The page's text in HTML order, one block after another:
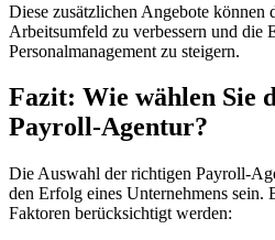
Diese zusätzlichen Angebote können
Arbeitsumfeld zu verbessern und die
Personalmanagement zu steigern.
Fazit: Wie wählen Sie
Payroll-Agentur?
Die Auswahl der richtigen Payroll-
den Erfolg eines Unternehmens sein.
Faktoren berücksichtigt werden: